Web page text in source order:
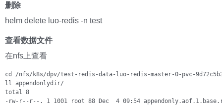
删除
helm delete luo-redis -n test
查看数据文件
在nfs上查看
cd /nfs/k8s/dpv/test-redis-data-luo-redis-master-0-pvc-9d72c5b3-
ll appendonlydir/
total 8
-rw-r--r--. 1 1001 root 88 Dec  4 09:54